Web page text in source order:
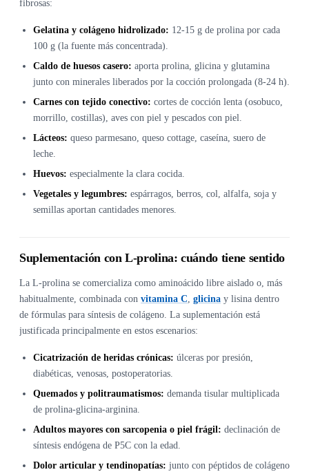
fibrosas:
Gelatina y colágeno hidrolizado: 12-15 g de prolina por cada
100 g (la fuente más concentrada).
Caldo de huesos casero: aporta prolina, glicina y glutamina
junto con minerales liberados por la cocción prolongada (8-24 h).
Carnes con tejido conectivo: cortes de cocción lenta (osobuco,
morrillo, costillas), aves con piel y pescados con piel.
Lácteos: queso parmesano, queso cottage, caseína, suero de
leche.
Huevos: especialmente la clara cocida.
Vegetales y legumbres: espárragos, berros, col, alfalfa, soja y
semillas aportan cantidades menores.
Suplementación con L-prolina: cuándo tiene sentido
La L-prolina se comercializa como aminoácido libre aislado o, más
habitualmente, combinada con vitamina C glicina y lisina dentro
de fórmulas para síntesis de colágeno. La suplementación está
justificada principalmente en estos escenarios:
Cicatrización de heridas crónicas: úlceras por presión,
diabéticas, venosas, postoperatorias.
Quemados y politraumatismos: demanda tisular multiplicada
de prolina-glicina-arginina.
Adultos mayores con sarcopenia o piel frágil: declinación de
síntesis endógena de P5C con la edad.
Dolor articular y tendinopatías: junto con péptidos de colágeno